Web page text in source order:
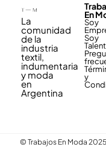
La
comunidad
de la
industria
textil,
indumentaria
y moda
en
Argentina
En
Soy
Soy
y
© Trabajos En Moda 2025